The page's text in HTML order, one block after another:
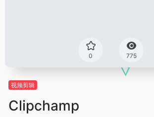
0 775
视频剪辑
Clipchamp